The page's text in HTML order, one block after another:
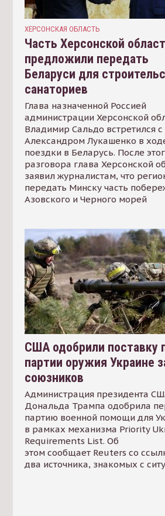
ХЕРСОНСКАЯ ОБЛАСТЬ
Часть Херсонской
предложили передать
Беларуси для
санаториев
Глава назначенной Россией
администрации Херсонской
Владимир Сальдо встретился с
Александром Лукашенко в
поездки в Беларусь. После
разговора глава Херсонской
заявил журналистам, что
передать Минску часть
Азовского и Черного морей
США одобрили поставку
партии оружия Украине
союзников
Администрация президента
Дональда Трампа одобрила
партию военной помощи для
в рамках механизма Priority
Requirements List. Об
этом сообщает Reuters со
два источника, знакомых с